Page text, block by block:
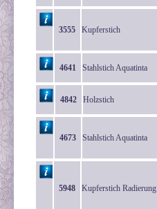
3555 Kupferstich
4641 Stahlstich Aquatinta
4842 Holzstich
4673 Stahlstich Aquatinta
5948 Kupferstich Radierung